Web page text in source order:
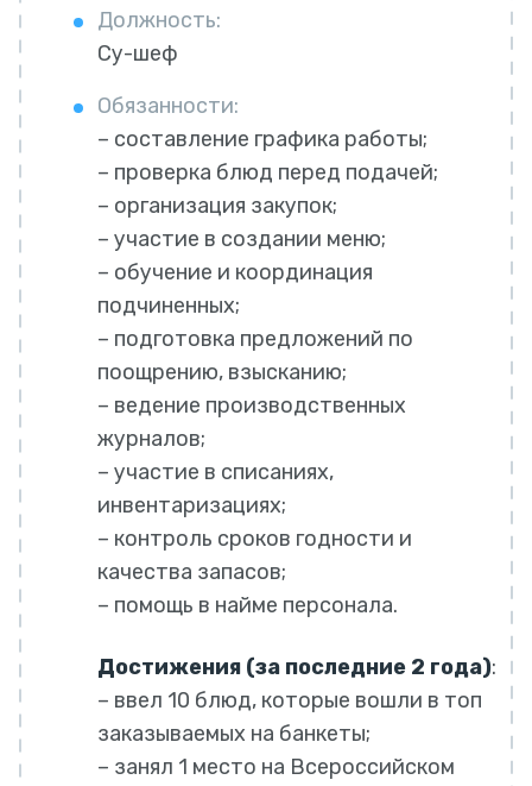
Должность:
Су-шеф
Обязанности:
– составление графика работы;
– проверка блюд перед подачей;
– организация закупок;
– участие в создании меню;
– обучение и координация
подчиненных;
– подготовка предложений по
поощрению, взысканию;
– ведение производственных
журналов;
– участие в списаниях,
инвентаризациях;
– контроль сроков годности и
качества запасов;
– помощь в найме персонала.
Достижения (за последние 2 года):
– ввел 10 блюд, которые вошли в топ
заказываемых на банкеты;
– занял 1 место на Всероссийском